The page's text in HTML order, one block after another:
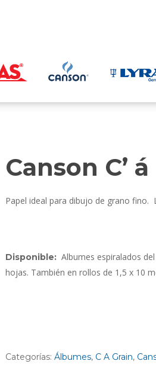
Canson C’
Papel ideal para dibujo de grano fino.
Disponible: Albumes espiralados
hojas. También en rollos de 1,5 x 10
Categorías: Álbumes, C A Grain,